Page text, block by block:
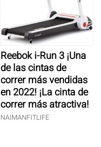
Reebok i-Run 3 ¡Una
de las cintas de
correr más vendidas
en 2022! ¡La cinta de
correr más atractiva!
NAIMANFITLIFE